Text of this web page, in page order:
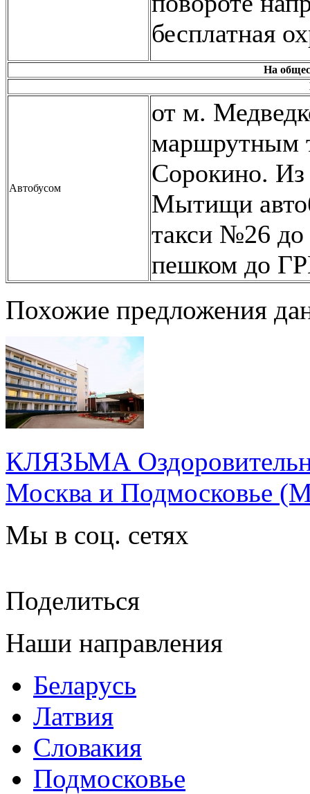
бесплатная
На
Автобусом
от м.
маршрутным
Сорокино. Из
Мытищи
такси №26
пешком до
Похожие предложения
КЛЯЗЬМА
Москва и Подмосковье
Мы в соц. сетях
Поделиться
Наши направления
Беларусь
Латвия
Словакия
Подмосковье